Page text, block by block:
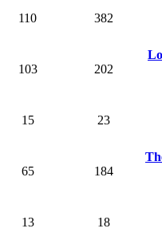
110 382
103 202
15 23
65 184
13 18